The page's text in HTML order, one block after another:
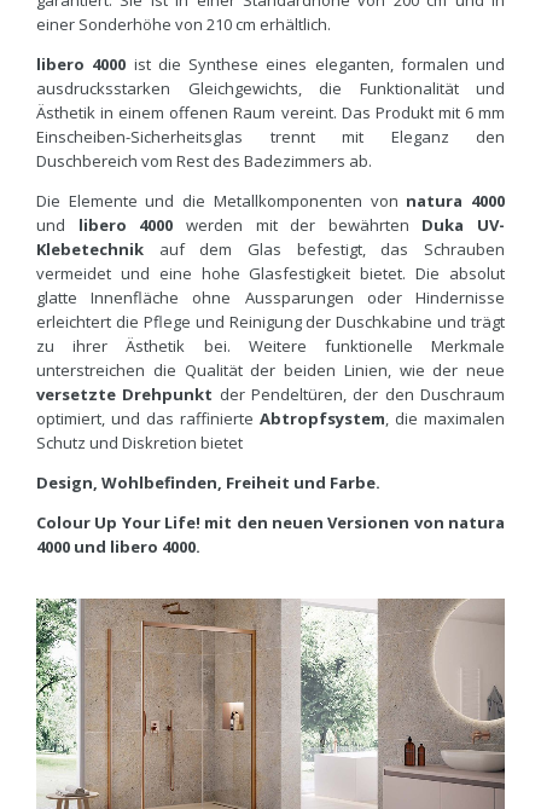
einer Sonderhöhe von 210 cm erhältlich.
libero 4000 ist die Synthese eines eleganten, formalen und
ausdrucksstarken Gleichgewichts, die Funktionalität und
Ästhetik in einem offenen Raum vereint. Das Produkt mit 6 mm
Einscheiben-Sicherheitsglas trennt mit Eleganz den
Duschbereich vom Rest des Badezimmers ab.
Die Elemente und die Metallkomponenten von natura 4000
und libero 4000 werden mit der bewährten Duka UV-
Klebetechnik auf dem Glas befestigt, das Schrauben
vermeidet und eine hohe Glasfestigkeit bietet. Die absolut
glatte Innenfläche ohne Aussparungen oder Hindernisse
erleichtert die Pflege und Reinigung der Duschkabine und trägt
zu ihrer Ästhetik bei. Weitere funktionelle Merkmale
unterstreichen die Qualität der beiden Linien, wie der neue
versetzte Drehpunkt der Pendeltüren, der den Duschraum
optimiert, und das raffinierte Abtropfsystem, die maximalen
Schutz und Diskretion bietet
Design, Wohlbefinden, Freiheit und Farbe.
Colour Up Your Life! mit den neuen Versionen von natura
4000 und libero 4000.